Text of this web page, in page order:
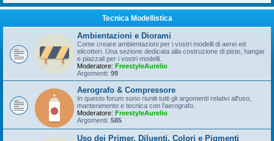
Tecnica Modellistica
Ambientazioni e Diorami
Come creare ambientazioni per i vostri modelli di aerei ed
elicotteri. Una sezione dedicata alla costruzione di piste, hangar
e piazzali per i vostri modelli.
Moderatore: FreestyleAurelio
Argomenti: 99
Aerografo & Compressore
In questo forum sono riuniti tutti gli argomenti relativi all'uso,
mantenimento e tecnica con l'aerografo.
Moderatore: FreestyleAurelio
Argomenti: 585
Uso dei Primer, Diluenti, Colori e Pigmenti